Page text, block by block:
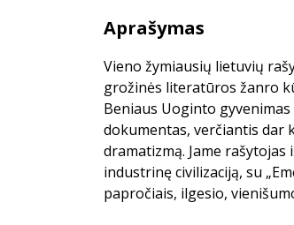
Aprašymas
Vieno žymiausių lietuvių
grožinės literatūros žanro
Beniaus Uoginto
dokumentas, verčiantis dar
dramatizmą. Jame
industrinę civilizaciją, su
papročiais, ilgesio,